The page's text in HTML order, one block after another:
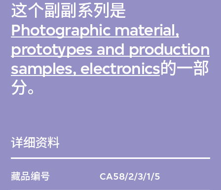
这个副副系列是
Photographic material,
prototypes and production
samples, electronics的一部
分。
详细资料
藏品编号 CA58/2/3/1/5